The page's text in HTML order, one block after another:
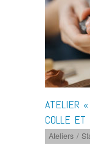
ATELIER
COLLE
Ateliers /